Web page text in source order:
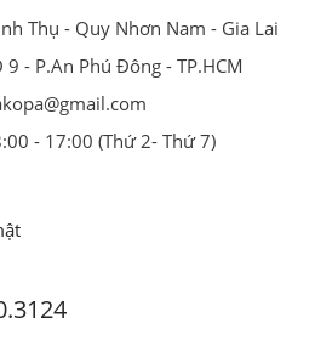
Thụ - Quy Nhơn Nam - Gia Lai
- P.An Phú Đông - TP.HCM
- 17:00 (Thứ 2- Thứ 7)